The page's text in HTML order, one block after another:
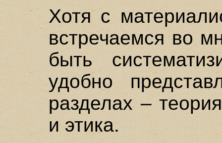
Хотя с
встречаемся во
быть
удобно
разделах –
и этика.